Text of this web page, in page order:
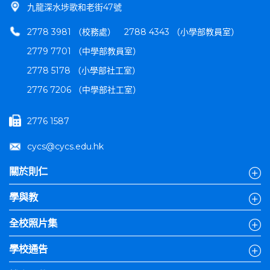
九龍深水埗歌和老街47號
2778 3981 （校務處）
2788 4343 （小學部教員室）
2779 7701 （中學部教員室）
2778 5178 （小學部社工室）
2776 7206 （中學部社工室）
2776 1587
cycs@cycs.edu.hk
關於則仁
學與教
全校照片集
學校通告